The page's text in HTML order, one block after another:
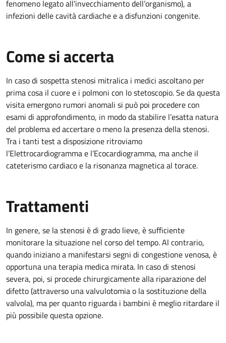
fenomeno legato all’invecchiamento dell’organismo), a
infezioni delle cavità cardiache e a disfunzioni congenite.
Come si accerta
In caso di sospetta stenosi mitralica i medici ascoltano per
prima cosa il cuore e i polmoni con lo stetoscopio. Se da questa
visita emergono rumori anomali si può poi procedere con
esami di approfondimento, in modo da stabilire l’esatta natura
del problema ed accertare o meno la presenza della stenosi.
Tra i tanti test a disposizione ritroviamo
l’Elettrocardiogramma e l’Ecocardiogramma, ma anche il
cateterismo cardiaco e la risonanza magnetica al torace.
Trattamenti
In genere, se la stenosi è di grado lieve, è sufficiente
monitorare la situazione nel corso del tempo. Al contrario,
quando iniziano a manifestarsi segni di congestione venosa, è
opportuna una terapia medica mirata. In caso di stenosi
severa, poi, si procede chirurgicamente alla riparazione del
difetto (attraverso una valvulotomia o la sostituzione della
valvola), ma per quanto riguarda i bambini è meglio ritardare il
più possibile questa opzione.